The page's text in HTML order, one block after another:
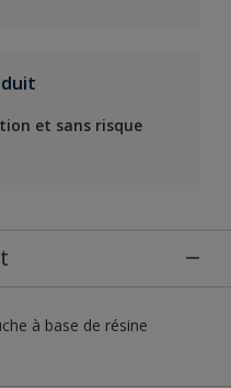
et sans risque
à base de résine